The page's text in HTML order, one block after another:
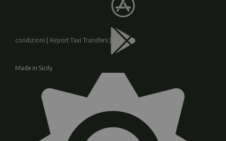
condizioni | Airport Taxi Transfers |
Made in Sicily